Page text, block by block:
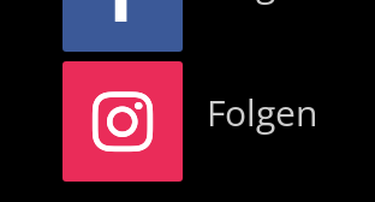
Folgen